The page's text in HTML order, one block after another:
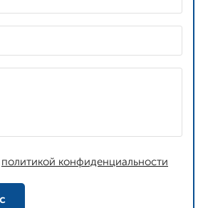
политикой конфиденциальности